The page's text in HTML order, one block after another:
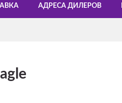
АДРЕСА ДИЛЕРОВ